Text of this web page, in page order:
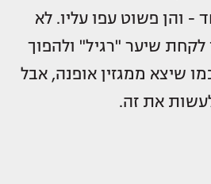
- והן פשוט עפו עליו. לא
לקחת שיער "רגיל" ולהפוך
שיצא ממגזין אופנה, אבל
את זה.